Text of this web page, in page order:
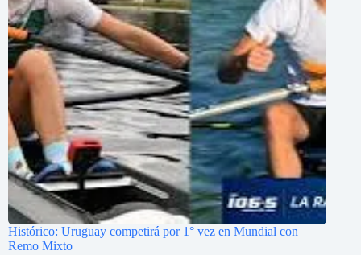
Histórico: Uruguay competirá por 1° vez en Mundial con
Remo Mixto